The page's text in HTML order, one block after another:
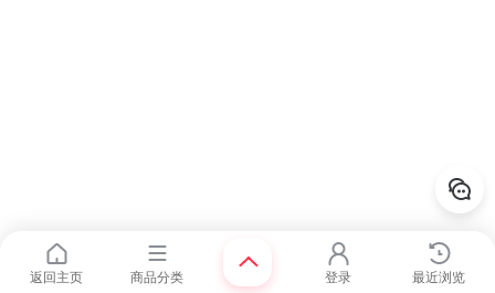
返回主页 商品分类 登录 最近浏览